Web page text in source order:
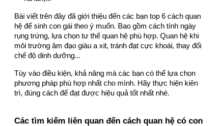
Bài viết trên đây đã giới thiệu đến các bạn top 6 cách quan
hệ để sinh con gái theo ý muốn. Bao gồm cách tính ngày
rụng trứng, lựa chọn tư thế quan hệ phù hợp. Quan hệ khi
môi trường âm đạo giàu a xit, tránh đạt cực khoái, thay đổi
chế độ dinh dưỡng...
Tùy vào điều kiện, khả năng mà các bạn có thể lựa chọn
phương pháp phù hợp nhất cho mình. Hãy thực hiện kiên
trì, đúng cách để đạt được hiệu quả tốt nhất nhé.
Các tìm kiếm liên quan đến cách quan hệ có con